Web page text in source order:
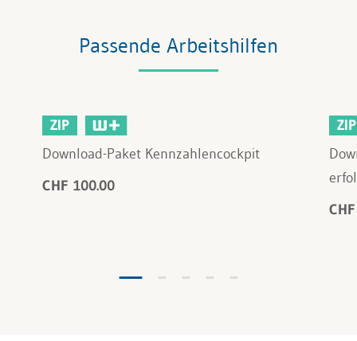
Passende Arbeitshilfen
ZIP
Download-Paket Kennzahlencockpit
CHF 100.00
ZIP